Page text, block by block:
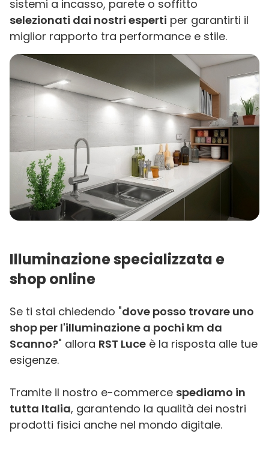
sistemi a incasso, parete o soffitto
selezionati dai nostri esperti per garantirti il
miglior rapporto tra performance e stile.
Illuminazione specializzata e
shop online
Se ti stai chiedendo "dove posso trovare uno
shop per l'illuminazione a pochi km da
Scanno?" allora RST Luce è la risposta alle tue
esigenze.
Tramite il nostro e-commerce spediamo in
tutta Italia, garantendo la qualità dei nostri
prodotti fisici anche nel mondo digitale.